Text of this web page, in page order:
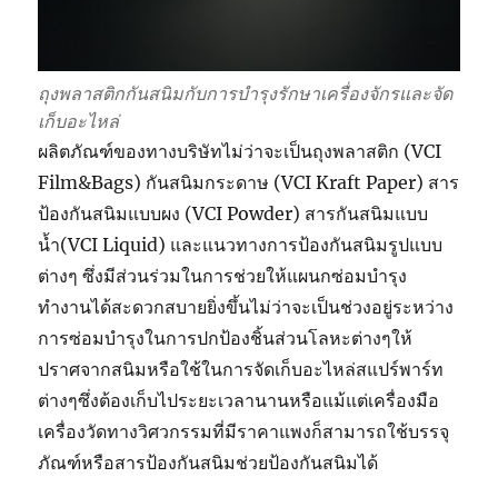
ถุงพลาสติกกันสนิมกับการบำรุงรักษาเครื่องจักรและจัด
เก็บอะไหล่
ผลิตภัณฑ์ของทางบริษัทไม่ว่าจะเป็นถุงพลาสติก (VCI
Film&Bags) กันสนิมกระดาษ (VCI Kraft Paper) สาร
ป้องกันสนิมแบบผง (VCI Powder) สารกันสนิมแบบ
น้ำ(VCI Liquid) และแนวทางการป้องกันสนิมรูปแบบ
ต่างๆ ซึ่งมีส่วนร่วมในการช่วยให้แผนกซ่อมบำรุง
ทำงานได้สะดวกสบายยิ่งขึ้นไม่ว่าจะเป็นช่วงอยู่ระหว่าง
การซ่อมบำรุงในการปกป้องชิ้นส่วนโลหะต่างๆให้
ปราศจากสนิมหรือใช้ในการจัดเก็บอะไหล่สแปร์พาร์ท
ต่างๆซึ่งต้องเก็บไประยะเวลานานหรือแม้แต่เครื่องมือ
เครื่องวัดทางวิศวกรรมที่มีราคาแพงก็สามารถใช้บรรจุ
ภัณฑ์หรือสารป้องกันสนิมช่วยป้องกันสนิมได้